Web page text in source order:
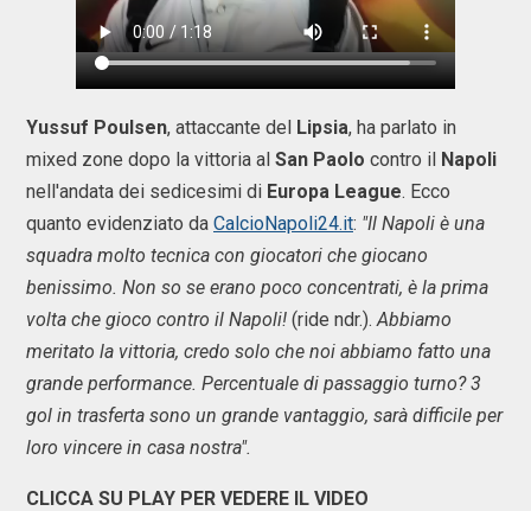
Yussuf Poulsen, attaccante del Lipsia, ha parlato in
mixed zone dopo la vittoria al San Paolo contro il Napoli
nell'andata dei sedicesimi di Europa League. Ecco
quanto evidenziato da CalcioNapoli24.it: "Il Napoli è una
squadra molto tecnica con giocatori che giocano
benissimo. Non so se erano poco concentrati, è la prima
volta che gioco contro il Napoli! (ride ndr.).Abbiamo
meritato la vittoria, credo solo che noi abbiamo fatto una
grande performance. Percentuale di passaggio turno? 3
gol in trasferta sono un grande vantaggio, sarà difficile per
loro vincere in casa nostra".
CLICCA SU PLAY PER VEDERE IL VIDEO